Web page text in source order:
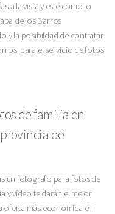
a la vista y esté como lo
de los Barros
y la posibildad de contratar
para el servicio de fotos
de familia en
de
un fotógrafo para fotos de
y vídeo te darán el mejor
más económica en